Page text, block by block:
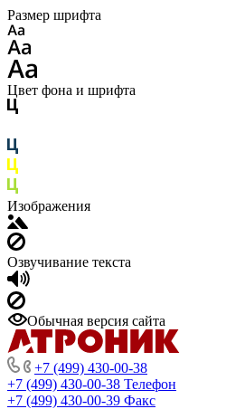
Размер шрифта
Цвет фона и шрифта
Изображения
Озвучивание текста
Обычная версия сайта
+7 (499) 430-00-38
+7 (499) 430-00-38 Телефон
+7 (499) 430-00-39 Факс